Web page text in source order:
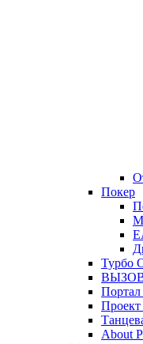
Покер
Турбо
Портал
About